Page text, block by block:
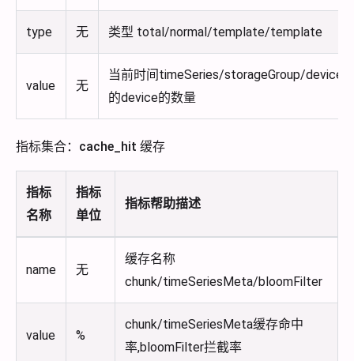
type 无 类型 total/normal/template/template
value 无
当前时间timeSeries/storageGroup/device/
的device的数量
指标集合：cache_hit 缓存
指标
名称
指标
单位
指标帮助描述
name 无
缓存名称
chunk/timeSeriesMeta/bloomFilter
value %
chunk/timeSeriesMeta缓存命中
率,bloomFilter拦截率